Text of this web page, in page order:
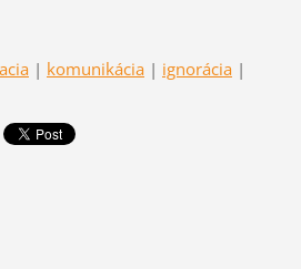
| komunikácia | ignorácia |